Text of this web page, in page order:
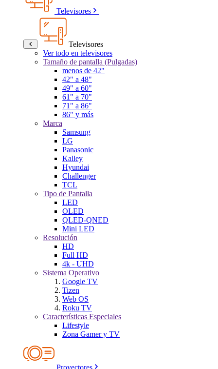
Televisores
Televisores
Ver todo en televisores
Tamaño de pantalla (Pulgadas)
menos de 42"
42" a 48"
49" a 60"
61" a 70"
71" a 86"
86" y más
Marca
Samsung
LG
Panasonic
Kalley
Hyundai
Challenger
TCL
Tipo de Pantalla
LED
OLED
QLED-QNED
Mini LED
Resolución
HD
Full HD
4k - UHD
Sistema Operativo
Google TV
Tizen
Web OS
Roku TV
Características Especiales
Lifestyle
Zona Gamer y TV
Proyectores